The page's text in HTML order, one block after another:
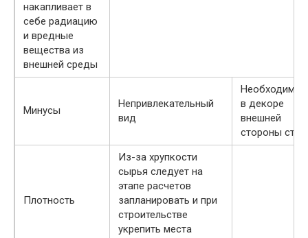
накапливает в
себе радиацию
и вредные
вещества из
внешней среды
Минусы
Непривлекательный
вид
в декоре
внешней
стороны стен
Плотность
Из-за хрупкости
сырья следует на
этапе расчетов
запланировать и при
строительстве
укрепить места